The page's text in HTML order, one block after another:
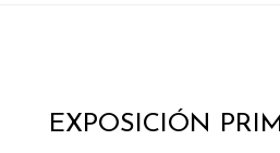
EXPOSICIÓN